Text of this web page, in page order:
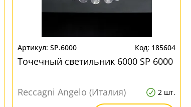
SP.6000 185604
Точечный светильник 6000 SP 6000
Reccagni Angelo (Италия) 2 шт.